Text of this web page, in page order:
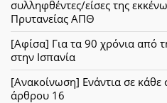
συλληφθέντες/είσες της
Πρυτανείας ΑΠΘ
[Αφίσα] Για τα 90 χρόνια από
στην Ισπανία
[Ανακοίνωση] Ενάντια σε
άρθρου 16